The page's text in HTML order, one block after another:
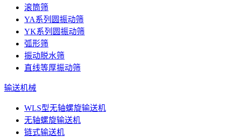
滚筒筛
YA系列圆振动筛
YK系列圆振动筛
弧形筛
振动脱水筛
直线等厚振动筛
输送机械
WLS型无轴螺旋输送机
无轴螺旋输送机
链式输送机